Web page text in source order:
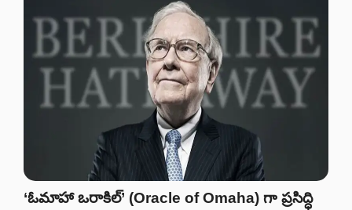
‘ఓమాహా ఒరాకిల్’ (Oracle of Omaha) గా ప్రసిద్ధి